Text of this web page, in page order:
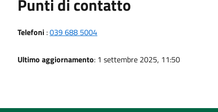
Punti di contatto
Telefoni :039 688 5004
Ultimo aggiornamento: 1 settembre 2025, 11:50